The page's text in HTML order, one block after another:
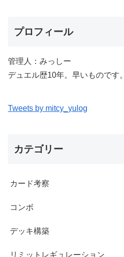
プロフィール
管理人：みっしー
デュエル歴10年。早いものです。
Tweets by mitcy_yulog
カテゴリー
カード考察
コンボ
デッキ構築
リミットレギュレーション